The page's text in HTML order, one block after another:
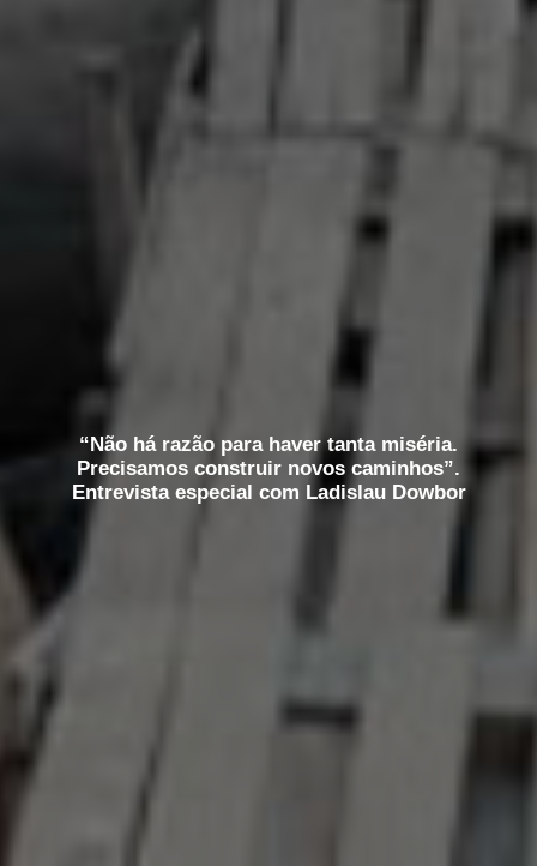
“Não há razão para haver tanta miséria.
Precisamos construir novos caminhos”.
Entrevista especial com Ladislau Dowbor